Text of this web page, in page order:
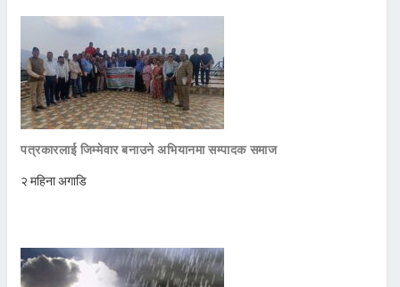
पत्रकारलाई जिम्मेवार बनाउने अभियानमा सम्पादक समाज
२ महिना अगाडि